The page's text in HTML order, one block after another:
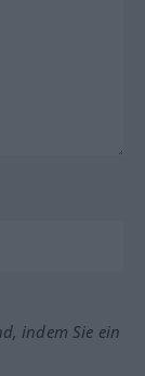
indem Sie ein